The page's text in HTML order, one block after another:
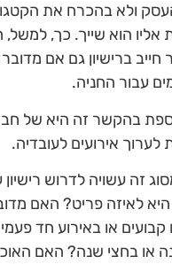
ולא בהכרח את
הוא שייך. כך, למשל,
חייב ברישיון גם אם מדובר
עבור החניה.
בהקשר זה היא של
לערוך אירועים לעובדיה.
זה עשויה לדרוש
לאיזה פריט? האם
קבועים או באירוע חד
או בחצי שנה? האם